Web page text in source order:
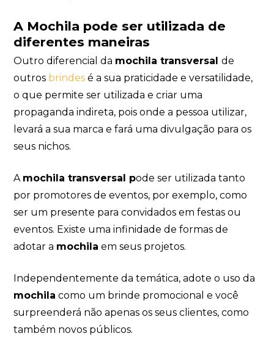
A Mochila pode ser utilizada de
diferentes maneiras
Outro diferencial da mochila transversalde
outros brindes é a sua praticidade e versatilidade,
o que permite ser utilizada e criar uma
propaganda indireta, pois onde a pessoa utilizar,
levará a sua marca e fará uma divulgação para os
seus nichos.
A mochila transversal pode ser utilizada tanto
por promotores de eventos, por exemplo, como
ser um presente para convidados em festas ou
eventos. Existe uma infinidade de formas de
adotar a mochila em seus projetos.
Independentemente da temática, adote o uso da
mochila como um brinde promocional e você
surpreenderá não apenas os seus clientes, como
também novos públicos.